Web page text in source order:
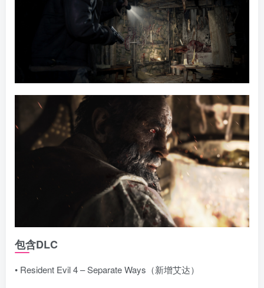
包含DLC
• Resident Evil 4 – Separate Ways（新增艾达）